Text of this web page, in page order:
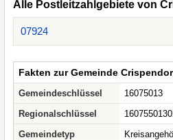
Alle Postleitzahlgebiete von
07924
Fakten zur Gemeinde
Gemeindeschlüssel
16075013
Regionalschlüssel
Gemeindetyp